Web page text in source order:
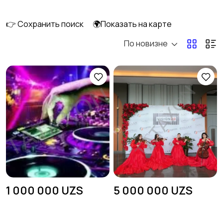
👉 Сохранить поиск
🌍Показать на карте
По новизне
1 000 000 UZS 5 000 000 UZS